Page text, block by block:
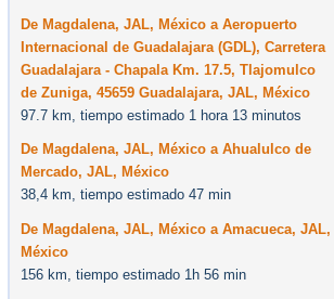
De Magdalena, JAL, México a Aeropuerto
Internacional de Guadalajara (GDL), Carretera
Guadalajara - Chapala Km. 17.5, Tlajomulco
de Zuniga, 45659 Guadalajara, JAL, México
97.7 km, tiempo estimado 1 hora 13 minutos
De Magdalena, JAL, México a Ahualulco de
Mercado, JAL, México
38,4 km, tiempo estimado 47 min
De Magdalena, JAL, México a Amacueca, JAL,
México
156 km, tiempo estimado 1h 56 min